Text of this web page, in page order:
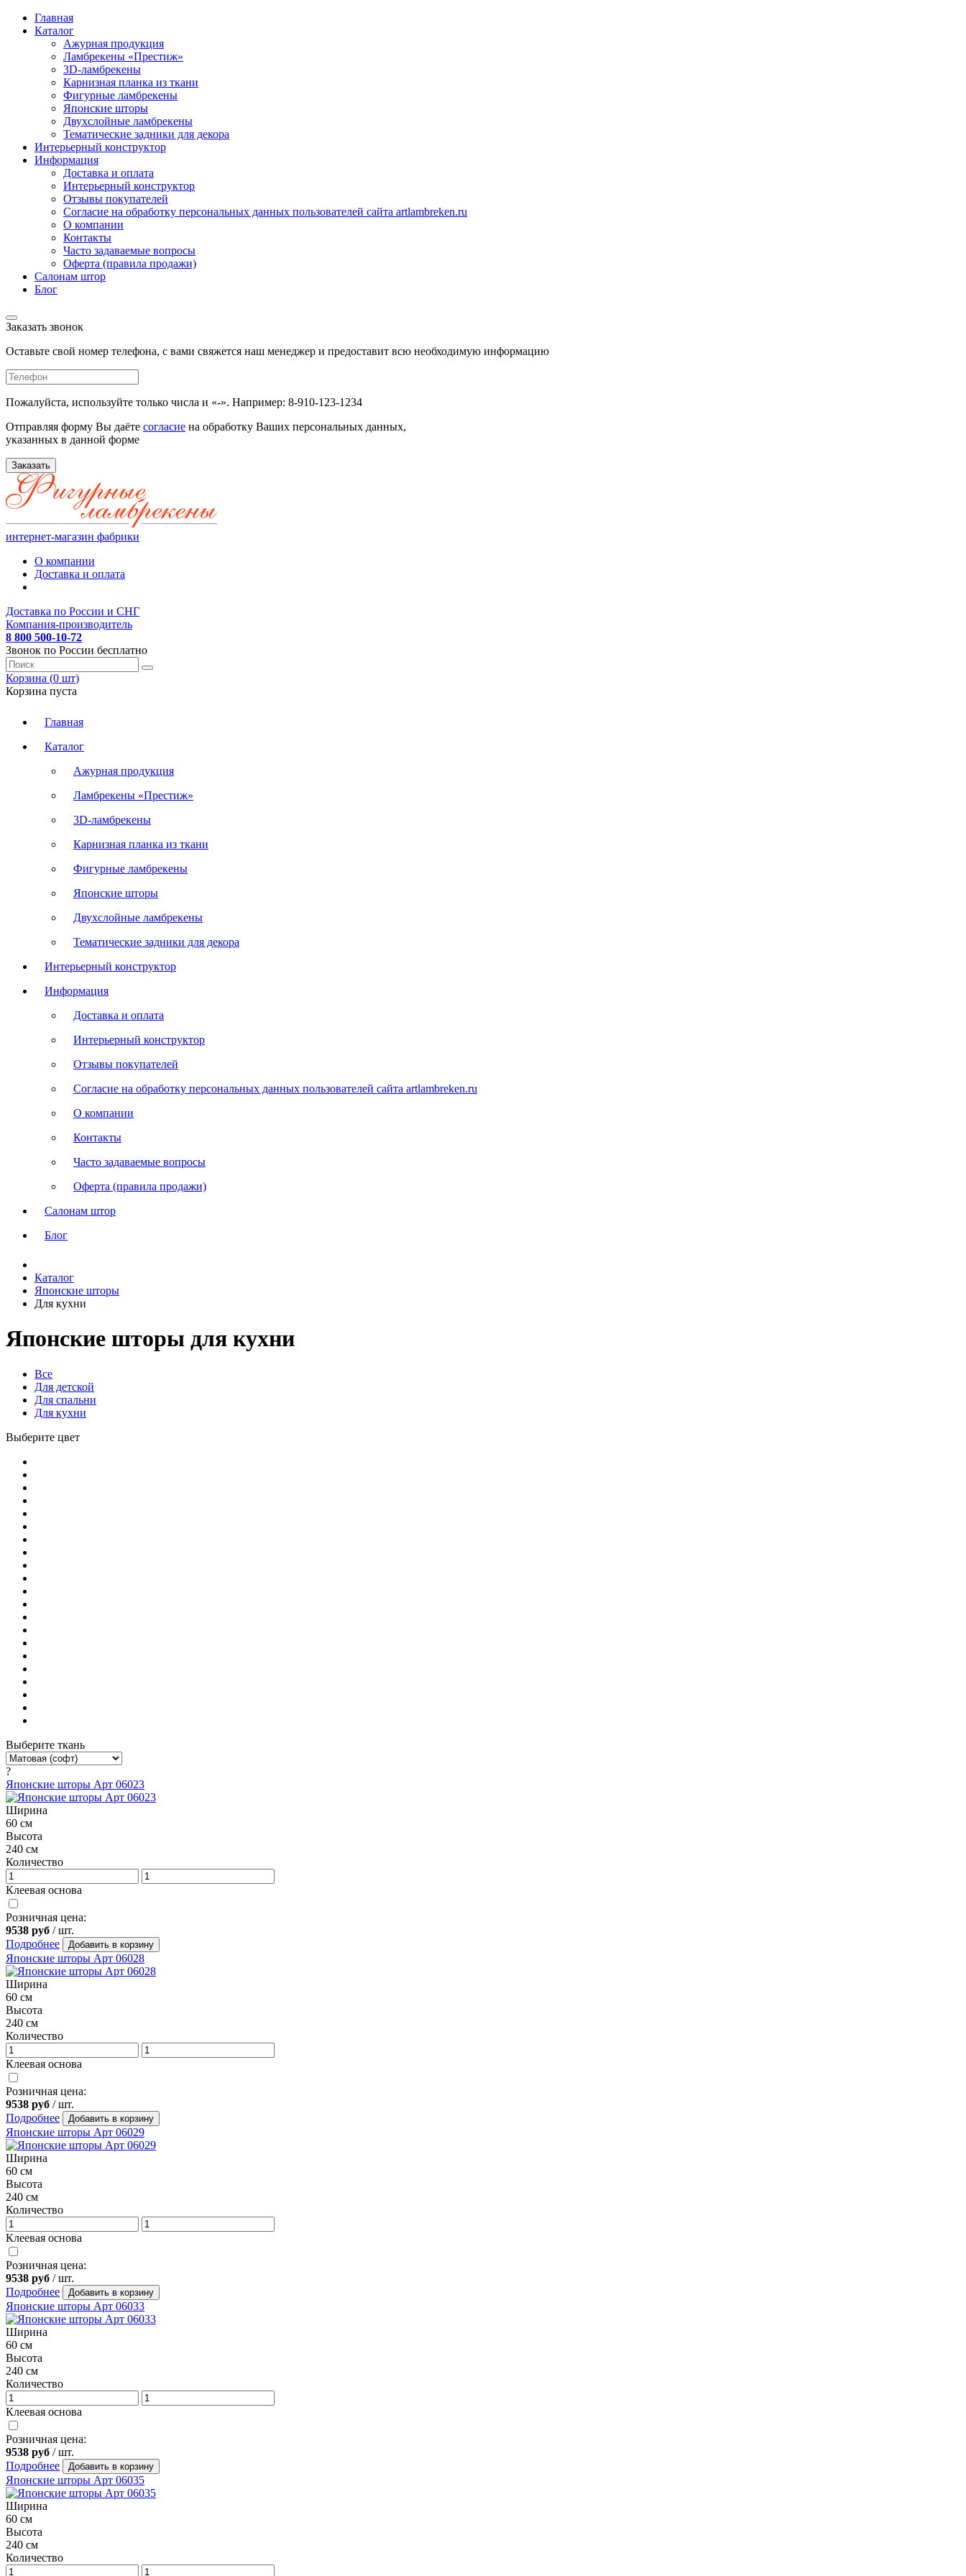
Главная
Каталог
Ажурная продукция
Ламбрекены «Престиж»
3D-ламбрекены
Карнизная планка из ткани
Фигурные ламбрекены
Японские шторы
Двухслойные ламбрекены
Тематические задники для декора
Интерьерный конструктор
Информация
Доставка и оплата
Интерьерный конструктор
Отзывы покупателей
Согласие на обработку персональных данных пользователей сайта artlambreken.ru
О компании
Контакты
Часто задаваемые вопросы
Оферта (правила продажи)
Салонам штор
Блог
Заказать звонок
Оставьте свой номер телефона, с вами свяжется наш менеджер и предоставит всю необходимую информацию
Пожалуйста, используйте только числа и «-». Например: 8-910-123-1234
Отправляя форму Вы даёте согласие на обработку Ваших персональных данных,
указанных в данной форме
Заказать
интернет-магазин фабрики
О компании
Доставка и оплата
Доставка по России и СНГ
Компания-производитель
8 800 500-10-72
Звонок по России бесплатно
Корзина (0 шт)
Корзина пуста
Главная
Каталог
Ажурная продукция
Ламбрекены «Престиж»
3D-ламбрекены
Карнизная планка из ткани
Фигурные ламбрекены
Японские шторы
Двухслойные ламбрекены
Тематические задники для декора
Интерьерный конструктор
Информация
Доставка и оплата
Интерьерный конструктор
Отзывы покупателей
Согласие на обработку персональных данных пользователей сайта artlambreken.ru
О компании
Контакты
Часто задаваемые вопросы
Оферта (правила продажи)
Салонам штор
Блог
Каталог
Японские шторы
Для кухни
Японские шторы для кухни
Все
Для детской
Для спальни
Для кухни
Выберите цвет
Выберите ткань
?
Японские шторы Арт 06023
Ширина
60 см
Высота
240 см
Количество
Клеевая основа
Розничная цена:
9538 руб / шт.
Подробнее
Добавить в корзину
Японские шторы Арт 06028
Ширина
60 см
Высота
240 см
Количество
Клеевая основа
Розничная цена:
9538 руб / шт.
Подробнее
Добавить в корзину
Японские шторы Арт 06029
Ширина
60 см
Высота
240 см
Количество
Клеевая основа
Розничная цена:
9538 руб / шт.
Подробнее
Добавить в корзину
Японские шторы Арт 06033
Ширина
60 см
Высота
240 см
Количество
Клеевая основа
Розничная цена:
9538 руб / шт.
Подробнее
Добавить в корзину
Японские шторы Арт 06035
Ширина
60 см
Высота
240 см
Количество